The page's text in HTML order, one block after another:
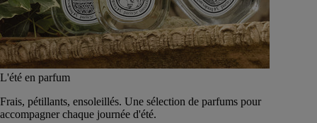
L'été en parfum
Frais, pétillants, ensoleillés. Une sélection de parfums pour
accompagner chaque journée d'été.